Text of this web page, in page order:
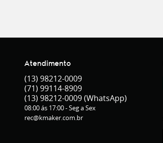
Atendimento
(13) 98212-0009
(71) 99114-8909
(13) 98212-0009(WhatsApp)
08:00 ás 17:00 - Seg a Sex
rec@kmaker.com.br